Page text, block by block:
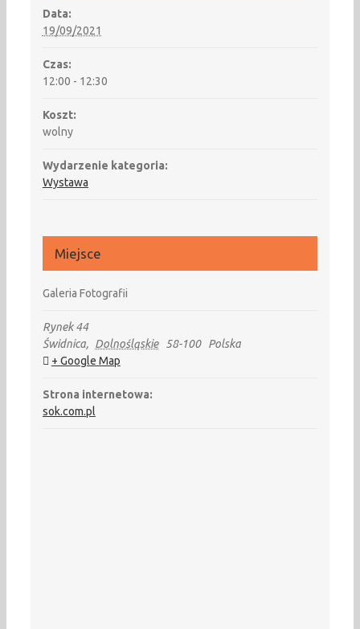
Data:
19/09/2021
Czas:
12:00 - 12:30
Koszt:
wolny
Wydarzenie kategoria:
Wystawa
Miejsce
Galeria Fotografii
Rynek 44
Świdnica, Dolnośląskie 58-100
Polska
+ Google Map
Strona internetowa:
sok.com.pl